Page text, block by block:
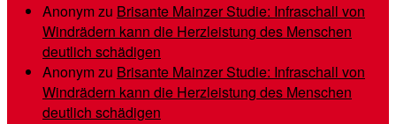
Anonymzu Brisante Mainzer Studie: Infraschall von
Windrädern kann die Herzleistung des Menschen
deutlich schädigen
Anonymzu Brisante Mainzer Studie: Infraschall von
Windrädern kann die Herzleistung des Menschen
deutlich schädigen